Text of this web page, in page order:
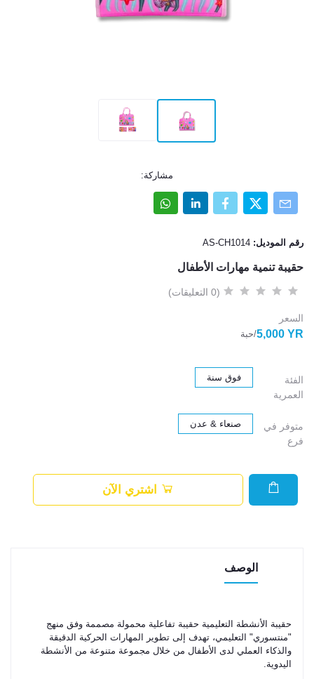
مشاركة:
رقم الموديل:
حقيبة تنمية مهارات الأطفال
(0 التعليقات)
السعر
5,000 YR/حبة
الفئة
العمرية
فوق سنة
متوفر في
فرع
صنعاء & عدن
اشتري الآن
الوصف
حقيبة الأنشطة التعليمية حقيبة تفاعلية محمولة مصممة وفق منهج
"منتسوري" التعليمي، تهدف إلى تطوير المهارات الحركية الدقيقة
والذكاء العملي لدى الأطفال من خلال مجموعة متنوعة من الأنشطة
اليدوية.